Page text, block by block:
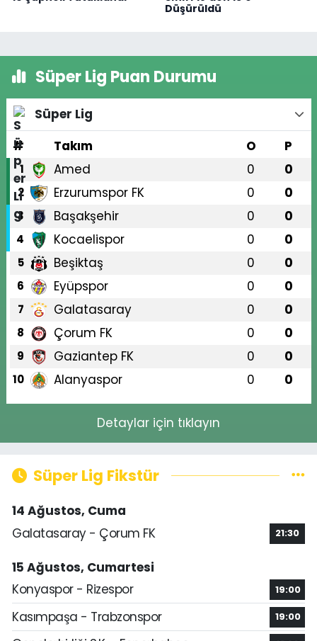
Düşürüldü
Süper Lig Puan Durumu
Süper Lig
#
Takım O P
1 Amed 0 0
2 Erzurumspor FK 0 0
3 Başakşehir 0 0
4 Kocaelispor 0 0
5 Beşiktaş 0 0
6 Eyüpspor 0 0
7 Galatasaray 0 0
8 Çorum FK 0 0
9 Gaziantep FK 0 0
10 Alanyaspor 0 0
Detaylar için tıklayın
Süper Lig Fikstür
14 Ağustos, Cuma
Galatasaray - Çorum FK
21:30
15 Ağustos, Cumartesi
Konyaspor - Rizespor
19:00
Kasımpaşa - Trabzonspor 19:00